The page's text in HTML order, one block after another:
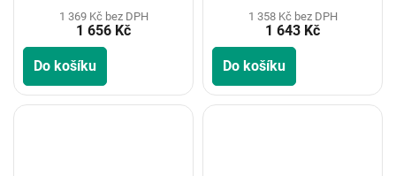
1 369 Kč bez DPH
1 656 Kč
Do košíku
1 358 Kč bez DPH
1 643 Kč
Do košíku